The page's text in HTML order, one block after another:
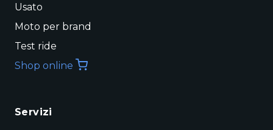
Usato
Moto per brand
Test ride
Shop online
Servizi